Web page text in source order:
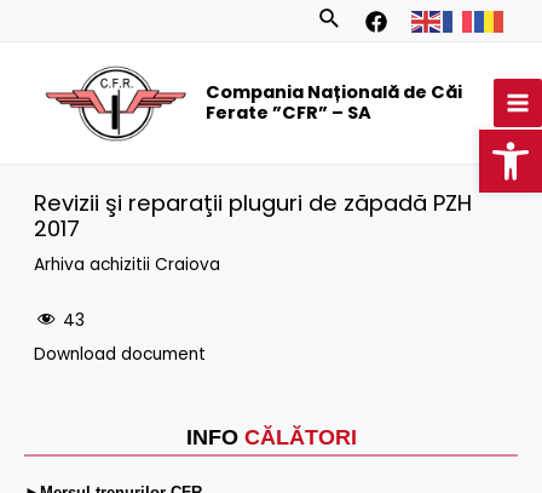
Search
Compania Națională de Căi
Ferate ”CFR” – SA
INFO CĂLĂTORI
Revizii şi reparaţii pluguri de zăpadă PZH
2017
Arhiva achizitii Craiova
43
Download document